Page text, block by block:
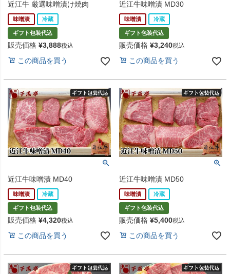
近江牛 厳選味噌漬け焼肉
味噌漬 冷蔵
ギフト包装代込
販売価格 ¥3,888税込
この商品を買う
近江牛味噌漬 MD30
味噌漬 冷蔵
ギフト包装代込
販売価格 ¥3,240税込
この商品を買う
近江牛味噌漬 MD40
味噌漬 冷蔵
ギフト包装代込
販売価格 ¥4,320税込
この商品を買う
近江牛味噌漬 MD50
味噌漬 冷蔵
ギフト包装代込
販売価格 ¥5,400税込
この商品を買う